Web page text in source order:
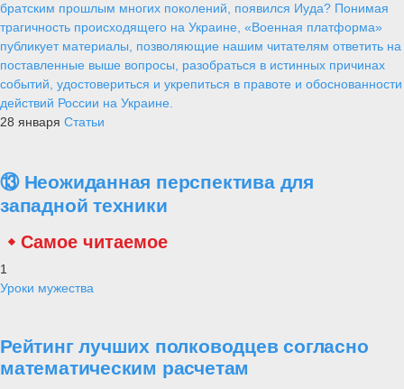
братским прошлым многих поколений, появился Иуда? Понимая
трагичность происходящего на Украине, «Военная платформа»
публикует материалы, позволяющие нашим читателям ответить на
поставленные выше вопросы, разобраться в истинных причинах
событий, удостовериться и укрепиться в правоте и обоснованности
действий России на Украине.
28 января Статьи
⑬ Неожиданная перспектива для
западной техники
Самое читаемое
1
Уроки мужества
Рейтинг лучших полководцев согласно
математическим расчетам